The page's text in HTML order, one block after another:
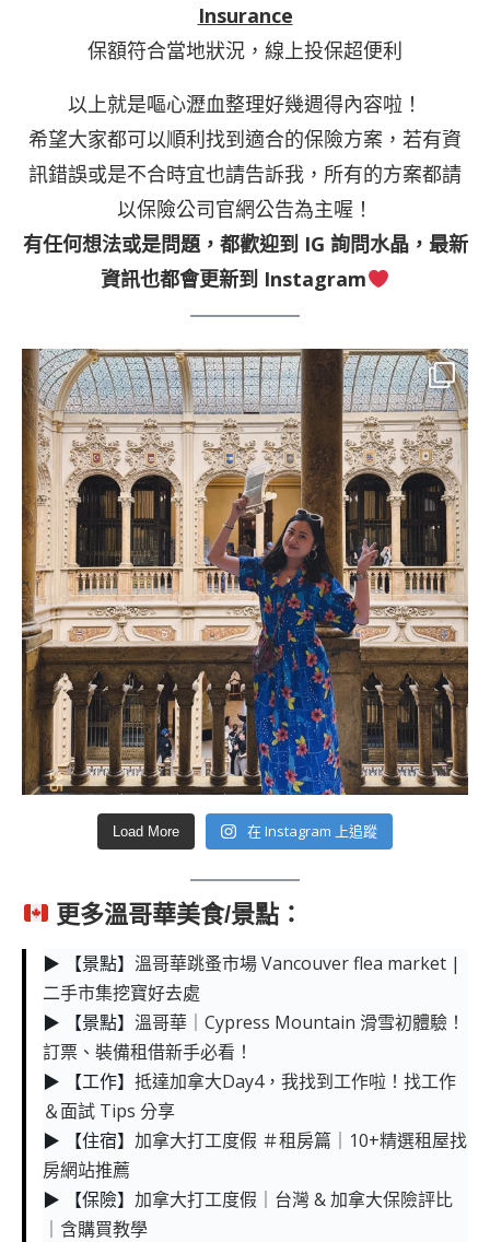
Insurance
保額符合當地狀況，線上投保超便利
以上就是嘔心瀝血整理好幾週得內容啦！
希望大家都可以順利找到適合的保險方案，若有資
訊錯誤或是不合時宜也請告訴我，所有的方案都請
以保險公司官網公告為主喔！
有任何想法或是問題，都歡迎到 IG 詢問水晶，最新
資訊也都會更新到 Instagram
Load More 在 Instagram 上追蹤
更多溫哥華美食/景點：
▶ 【景點】 溫哥華跳蚤市場 Vancouver flea market |
二手市集挖寶好去處
▶ 【景點】 溫哥華｜Cypress Mountain 滑雪初體驗！
訂票、裝備租借新手必看！
▶ 【工作】 抵達加拿大Day4，我找到工作啦！找工作
＆面試 Tips 分享
▶ 【住宿】 加拿大打工度假 ＃租房篇｜10+精選租屋找
房網站推薦
▶ 【保險】 加拿大打工度假｜台灣 & 加拿大保險評比
｜含購買教學